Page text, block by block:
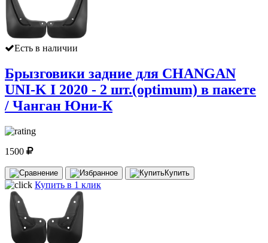
Есть в наличии
Брызговики задние для CHANGAN
UNI-K I 2020 - 2 шт.(optimum) в пакете
/ Чанган Юни-К
1500
Купить
Купить в 1 клик